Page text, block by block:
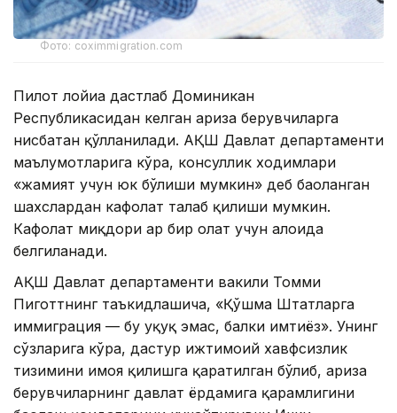
Фото: coximmigration.com
Пилот лойиҳа дастлаб Доминикан
Республикасидан келган ариза берувчиларга
нисбатан қўлланилади. АҚШ Давлат департаменти
маълумотларига кўра, консуллик ходимлари
«жамият учун юк бўлиши мумкин» деб баҳоланган
шахслардан кафолат талаб қилиши мумкин.
Кафолат миқдори ҳар бир ҳолат учун алоҳида
белгиланади.
АҚШ Давлат департаменти вакили Томми
Пиготтнинг таъкидлашича, «Қўшма Штатларга
иммиграция — бу ҳуқуқ эмас, балки имтиёз». Унинг
сўзларига кўра, дастур ижтимоий хавфсизлик
тизимини ҳимоя қилишга қаратилган бўлиб, ариза
берувчиларнинг давлат ёрдамига қарамлигини